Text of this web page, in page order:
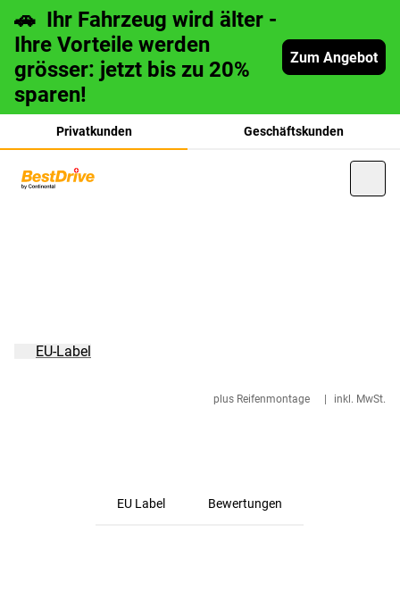
🚗 Ihr Fahrzeug wird älter -
Ihre Vorteile werden
grösser: jetzt bis zu 20%
sparen!
Zum Angebot
Privatkunden Geschäftskunden
plus Reifenmontage inkl. MwSt.
EU-Label
EU Label Bewertungen